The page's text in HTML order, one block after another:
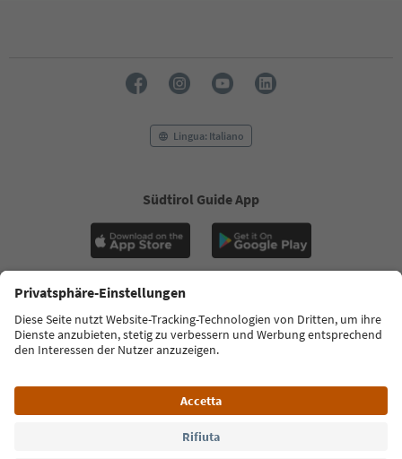
Lingua: Italiano
Südtirol Guide App
FAQ Contatti Press MICE
Privacy Policy
Termini e condizioni
Crediti
Cookie Policy
Alto Adige B2B